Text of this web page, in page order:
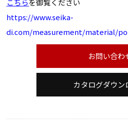
こちらを御覧ください
https://www.seika-
di.com/measurement/material/
お問い合わ
カタログダウン